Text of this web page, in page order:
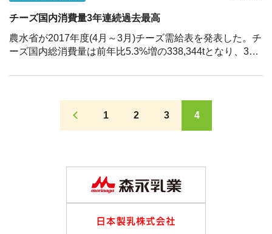
チーズ国内消費量3年連続過去最高
農水省が2017年度(4月～3月)チーズ需給表を発表した。チ
ーズ国内総消費量は前年比5.3%増の338,344tとなり、3年
は、プロセスチーズが130,277t(前年比 […]
1 2 3 4